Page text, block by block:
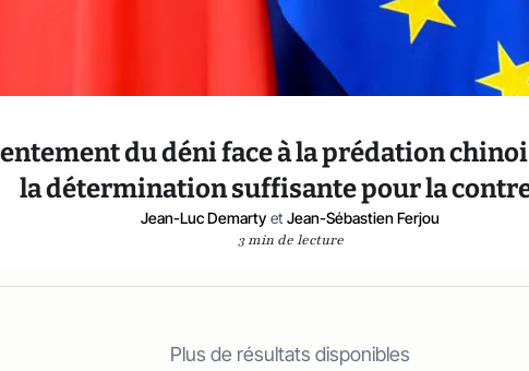
du déni face à la prédation
la détermination suffisante pour la
Jean-Luc Demarty et Jean-Sébastien Ferjou
3 min de lecture
Plus de résultats disponibles